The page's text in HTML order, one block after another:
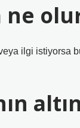
ne
ilgi istiyorsa